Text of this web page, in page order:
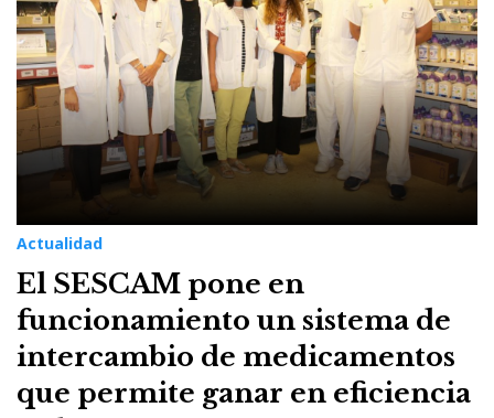
Actualidad
El SESCAM pone en
funcionamiento un sistema de
intercambio de medicamentos
que permite ganar en eficiencia